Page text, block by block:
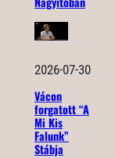
2026-07-30
Vácon
forgatott “A
Mi Kis
Falunk”
Stábja